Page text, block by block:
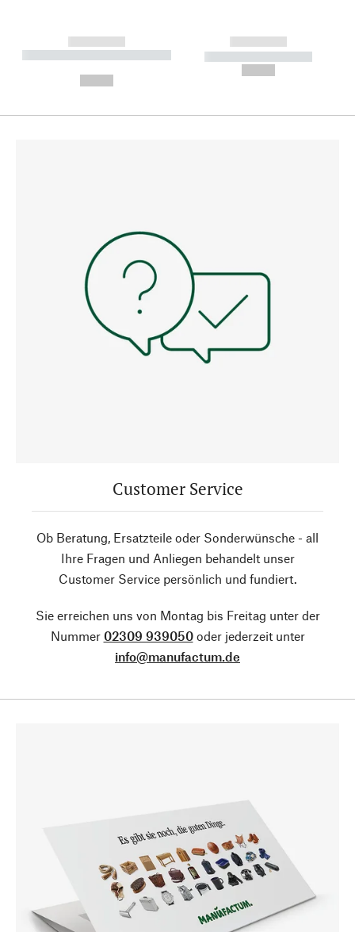
------------
----------- ----------- --------
------------
----------- -----------
Customer Service
Ob Beratung, Ersatzteile oder Sonderwünsche - all
Ihre Fragen und Anliegen behandelt unser
Customer Service persönlich und fundiert.
Sie erreichen uns von Montag bis Freitag unter der
Nummer 02309 939050oder jederzeit unter
info@manufactum.de